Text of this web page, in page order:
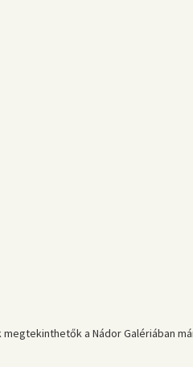
a Nádor Galériában